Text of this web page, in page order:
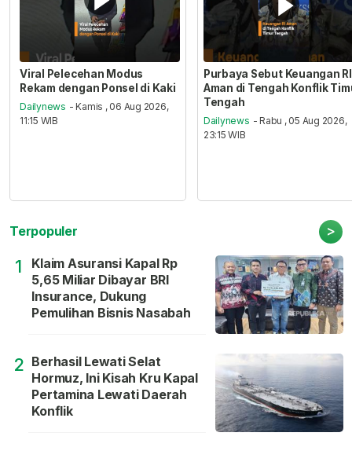
Viral Pelecehan Modus
Rekam dengan Ponsel di Kaki
Dailynews - Kamis , 06 Aug 2026,
11:15 WIB
Purbaya Sebut Keuangan RI
Aman di Tengah Konflik
Tengah
Dailynews - Rabu , 05 Aug 2026,
23:15 WIB
Terpopuler >
1
Klaim Asuransi Kapal Rp
5,65 Miliar Dibayar BRI
Insurance, Dukung
Pemulihan Bisnis Nasabah
2 Berhasil Lewati Selat
Hormuz, Ini Kisah Kru Kapal
Pertamina Lewati Daerah
Konflik